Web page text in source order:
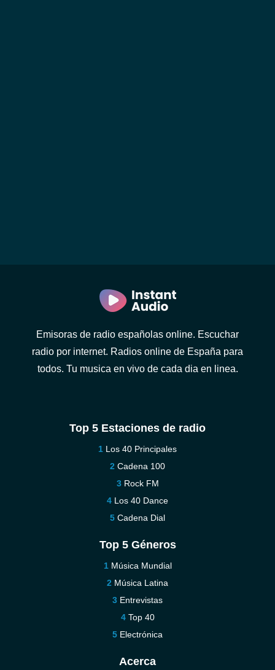
Emisoras de radio españolas online. Escuchar
radio por internet. Radios online de España para
todos. Tu musica en vivo de cada dia en linea.
Top 5 Estaciones de radio
Los 40 Principales
Cadena 100
Rock FM
Los 40 Dance
Cadena Dial
Top 5 Géneros
Música Mundial
Música Latina
Entrevistas
Top 40
Electrónica
Acerca